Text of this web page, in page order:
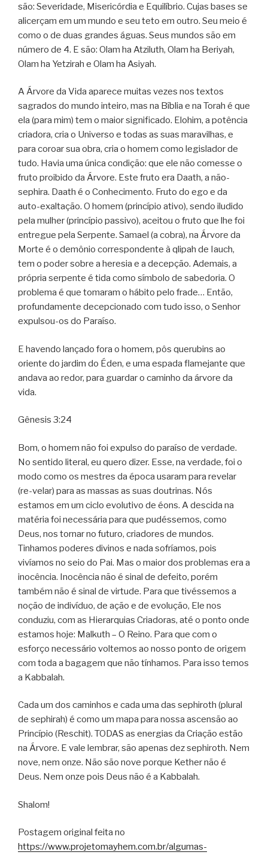
são: Severidade, Misericórdia e Equilíbrio. Cujas bases se
alicerçam em um mundo e seu teto em outro. Seu meio é
como o de duas grandes águas. Seus mundos são em
número de 4. E são: Olam ha Atziluth, Olam ha Beriyah,
Olam ha Yetzirah e Olam ha Asiyah.
A Árvore da Vida aparece muitas vezes nos textos
sagrados do mundo inteiro, mas na Bíblia e na Torah é que
ela (para mim) tem o maior significado. Elohim, a potência
criadora, cria o Universo e todas as suas maravilhas, e
para coroar sua obra, cria o homem como legislador de
tudo. Havia uma única condição: que ele não comesse o
fruto proibido da Árvore. Este fruto era Daath, a não-
sephira. Daath é o Conhecimento. Fruto do ego e da
auto-exaltação. O homem (princípio ativo), sendo iludido
pela mulher (princípio passivo), aceitou o fruto que lhe foi
entregue pela Serpente. Samael (a cobra), na Árvore da
Morte é o demônio correspondente à qlipah de Iauch,
tem o poder sobre a heresia e a decepção. Ademais, a
própria serpente é tida como símbolo de sabedoria. O
problema é que tomaram o hábito pelo frade… Então,
profundamente decepcionado com tudo isso, o Senhor
expulsou-os do Paraíso.
E havendo lançado fora o homem, pôs querubins ao
oriente do jardim do Éden, e uma espada flamejante que
andava ao redor, para guardar o caminho da árvore da
vida.
Gênesis 3:24
Bom, o homem não foi expulso do paraíso de verdade.
No sentido literal, eu quero dizer. Esse, na verdade, foi o
modo como os mestres da época usaram para revelar
(re-velar) para as massas as suas doutrinas. Nós
estamos em um ciclo evolutivo de éons. A descida na
matéria foi necessária para que pudéssemos, como
Deus, nos tornar no futuro, criadores de mundos.
Tinhamos poderes divinos e nada sofríamos, pois
vivíamos no seio do Pai. Mas o maior dos problemas era a
inocência. Inocência não é sinal de defeito, porém
também não é sinal de virtude. Para que tivéssemos a
noção de indivíduo, de ação e de evolução, Ele nos
conduziu, com as Hierarquias Criadoras, até o ponto onde
estamos hoje: Malkuth – O Reino. Para que com o
esforço necessário voltemos ao nosso ponto de origem
com toda a bagagem que não tínhamos. Para isso temos
a Kabbalah.
Cada um dos caminhos e cada uma das sephiroth (plural
de sephirah) é como um mapa para nossa ascensão ao
Princípio (Reschit). TODAS as energias da Criação estão
na Árvore. E vale lembrar, são apenas dez sephiroth. Nem
nove, nem onze. Não são nove porque Kether não é
Deus. Nem onze pois Deus não é a Kabbalah.
Shalom!
Postagem original feita no
https://www.projetomayhem.com.br/algumas-